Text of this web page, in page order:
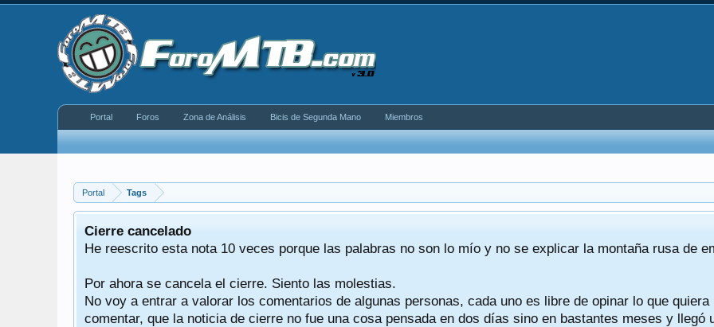
Portal Tags
Cierre cancelado
He reescrito esta nota 10 veces porque las palabras no son lo mío y no se explicar la montaña rusa de
Por ahora se cancela el cierre. Siento las molestias.
No voy a entrar a valorar los comentarios de algunas personas, cada uno es libre de opinar lo que
comentar, que la noticia de cierre no fue una cosa pensada en dos días sino en bastantes meses y llegó
Portal Foros Zona de Análisis Bicis de Segunda Mano Miembros